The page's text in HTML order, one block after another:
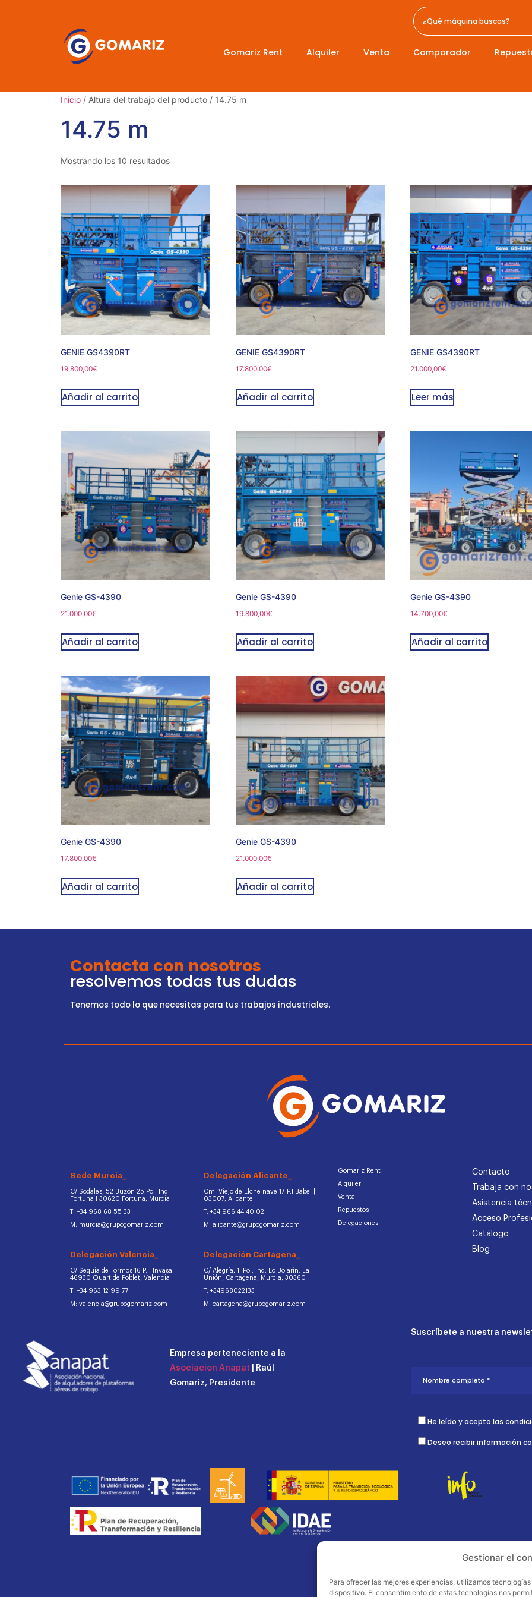
Gestionar el
Para ofrecer las mejores experiencias, utilizamos
dispositivo. El consentimiento de estas tecnologías nos
Gomariz Rent Alquiler Venta Comparador
Inicio / Altura del trabajo del producto / 14.75 m
14.75 m
Mostrando los 10 resultados
GENIE GS4390RT
19.800,00€
Añadir al carrito
GENIE GS4390RT
17.800,00€
Añadir al carrito
GENIE GS4390RT
21.000,00€
Leer más
Genie GS-4390
21.000,00€
Añadir al carrito
Genie GS-4390
19.800,00€
Añadir al carrito
Genie GS-4390
14.700,00€
Añadir al carrito
Genie GS-4390
17.800,00€
Añadir al carrito
Genie GS-4390
21.000,00€
Añadir al carrito
Contacta con nosotros
resolvemos todas tus dudas
Tenemos todo lo que necesitas para tus trabajos industriales.
Sede Murcia_
C/ Sodales, 52 Buzón 25 Pol. Ind.
Fortuna I 30620 Fortuna, Murcia
T: +34 968 68 55 33
M: murcia@grupogomariz.com
Delegación Valencia_
C/ Sequia de Tormos 16 P.I. Invasa |
46930 Quart de Poblet, Valencia
T: +34 963 12 99 77
M: valencia@grupogomariz.com
Delegación Alicante_
Cm. Viejo de Elche nave 17 P.I Babel |
03007, Alicante
T: +34 966 44 40 02
M: alicante@grupogomariz.com
Delegación Cartagena_
C/ Alegría, 1. Pol. Ind. Lo Bolarín. La
Unión, Cartagena, Murcia, 30360
T: +34968022133
M: cartagena@grupogomariz.com
Gomariz Rent
Alquiler
Venta
Repuestos
Delegaciones
Contacto
Trabaja con
Asistencia
Acceso
Catálogo
Blog
Empresa perteneciente a la
Asociacion Anapat | Raúl
Gomariz, Presidente
Suscríbete a nuestra
He leído y acepto las
Deseo recibir información